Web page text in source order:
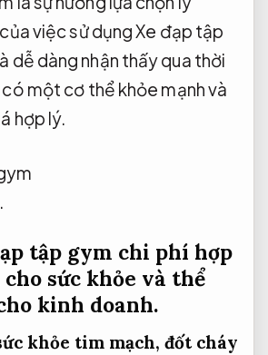
việc sử dụng Xe đạp tập
dễ dàng nhận thấy qua thời
một cơ thể khỏe mạnh và
hợp lý.
tập gym chi phí hợp
sức khỏe và thể
kinh doanh.
khỏe tim mạch, đốt cháy